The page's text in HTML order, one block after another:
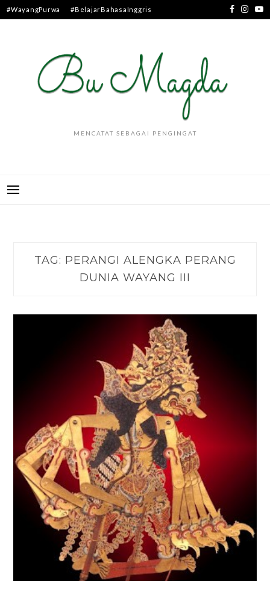
Skip
to
#WayangPurwa #BelajarBahasaInggris
MENCATAT SEBAGAI PENGINGAT
TAG: PERANGI ALENGKA PERANG
DUNIA WAYANG III